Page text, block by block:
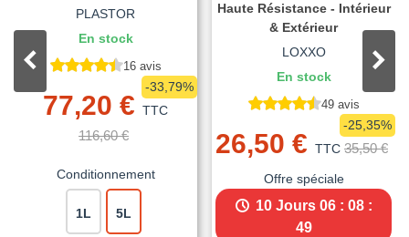
PLASTOR
En stock
16 avis
77,20 € TTC
116,60 €
-33,79%
Conditionnement
1L 5L
Haute Résistance - Intérieur
& Extérieur
LOXXO
En stock
49 avis
26,50 € TTC 35,50 €
-25,35%
Offre spéciale
10 Jours 06 : 08 :
48